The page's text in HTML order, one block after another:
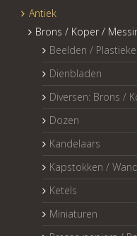
Antiek
Brons / Koper /
Beelden /
Dienbladen
Diversen: Brons /
Dozen
Kandelaars
Kapstokken /
Ketels
Miniaturen